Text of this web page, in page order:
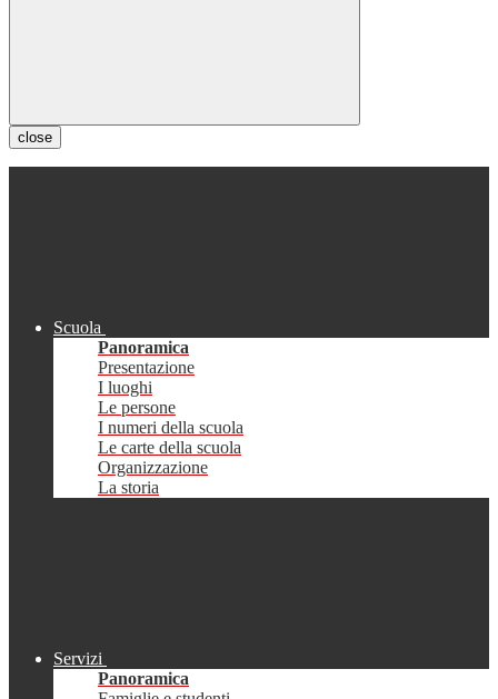
close
Scuola
Panoramica
Presentazione
I luoghi
Le persone
I numeri della scuola
Le carte della scuola
Organizzazione
La storia
Servizi
Panoramica